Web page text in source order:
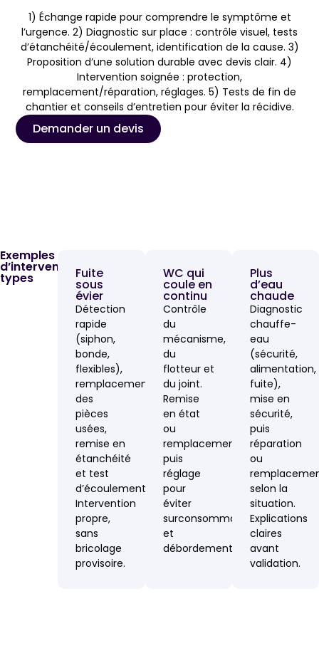
1) Échange rapide pour comprendre le symptôme et
l’urgence. 2) Diagnostic sur place : contrôle visuel, tests
d’étanchéité/écoulement, identification de la cause. 3)
Proposition d’une solution durable avec devis clair. 4)
Intervention soignée : protection,
remplacement/réparation, réglages. 5) Tests de fin de
chantier et conseils d’entretien pour éviter la récidive.
Demander un devis
Exemples
d’interventions
types Fuite
sous
évier
Détection
rapide
(siphon,
bonde,
flexibles),
remplacement
des
pièces
usées,
remise en
étanchéité
et test
d’écoulement.
Intervention
propre,
sans
bricolage
provisoire.
WC qui
coule en
continu
Contrôle
du
mécanisme,
du
flotteur et
du joint.
Remise
en état
ou
remplacement,
puis
réglage
pour
éviter
surconsommation
et
débordement.
Plus
d’eau
chaude
Diagnostic
chauffe-
eau
(sécurité,
alimentation,
fuite),
mise en
sécurité,
puis
réparation
ou
selon la
situation.
Explications
claires
avant
validation.